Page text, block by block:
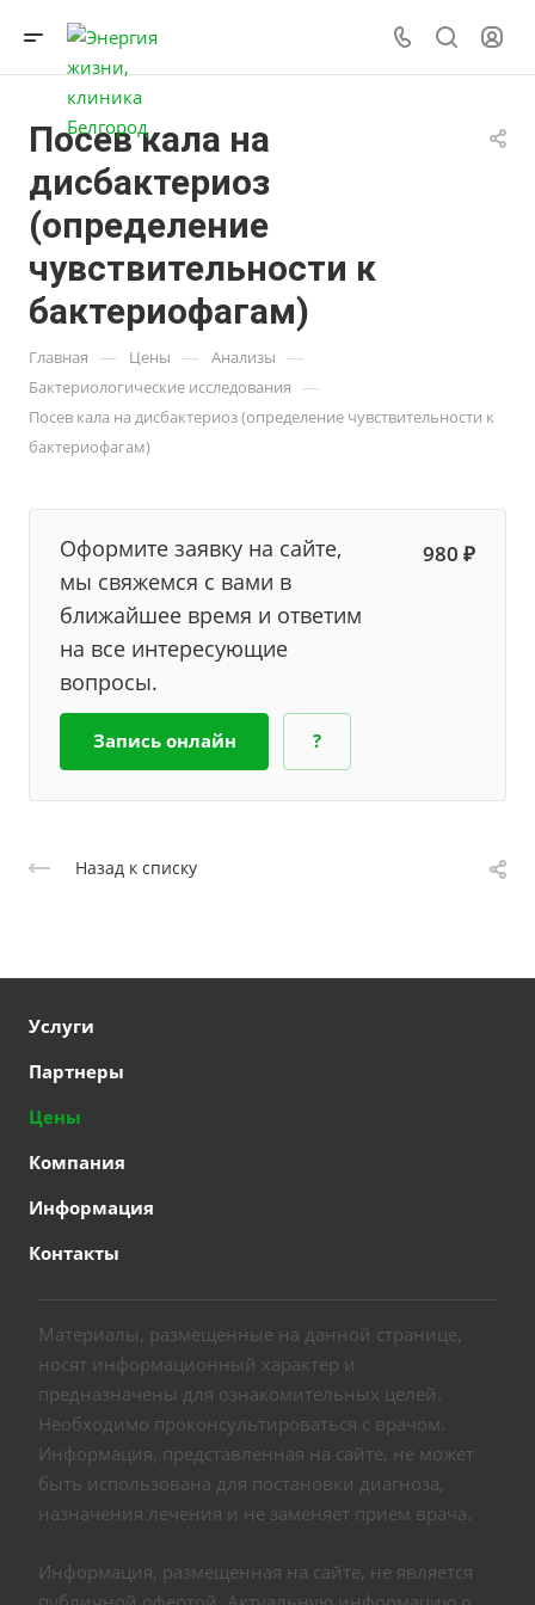
Посев кала на
дисбактериоз
(определение
чувствительности к
бактериофагам)
Главная — Цены — Анализы —
Бактериологические исследования —
Посев кала на дисбактериоз (определение чувствительности к
бактериофагам)
Оформите заявку на сайте,
мы свяжемся с вами в
ближайшее время и ответим
на все интересующие
вопросы.
980 ₽
Запись онлайн ?
Назад к списку
Услуги
Партнеры
Цены
Компания
Информация
Контакты
Материалы, размещенные на данной странице,
носят информационный характер и
предназначены для ознакомительных целей.
Необходимо проконсультироваться с врачом.
Информация, представленная на сайте, не может
быть использована для постановки диагноза,
назначения лечения и не заменяет прием врача.
Информация, размещенная на сайте, не является